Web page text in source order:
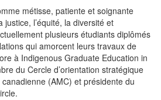
métisse, patiente et soignante
l’équité, la diversité et
plusieurs étudiants diplômés
qui amorcent leurs travaux de
à Indigenous Graduate Education in
du Cercle d’orientation stratégique
canadienne (AMC) et présidente du